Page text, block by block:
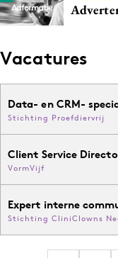
Vacatures
Data- en CRM-
Stichting Proefdiervrij
Client Service
VormVijf
Expert interne
Stichting CliniClowns